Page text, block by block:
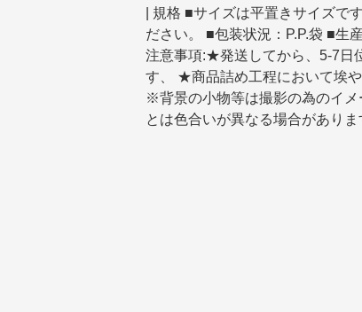
| 規格 ■サイズは平置きサイズで
ださい。 ■包装状況：P.P.袋 ■生
注意事項:★発送してから、5-7日
す、 ★商品詰め工程において埃
※背景の小物等は撮影の為のイ
とは色合いが異なる場合がありま